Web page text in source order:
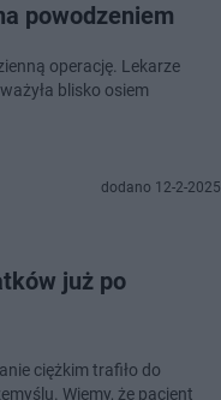
powodzeniem
operację. Lekarze
blisko osiem
dodano 12-2-2025
już po
ciężkim trafiło do
Wiemy, że pacjent